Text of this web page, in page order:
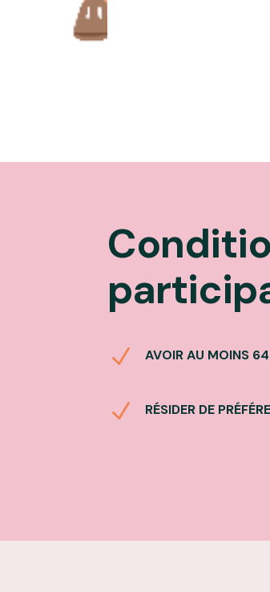
N AVOIR AU MOINS
N RÉSIDER DE